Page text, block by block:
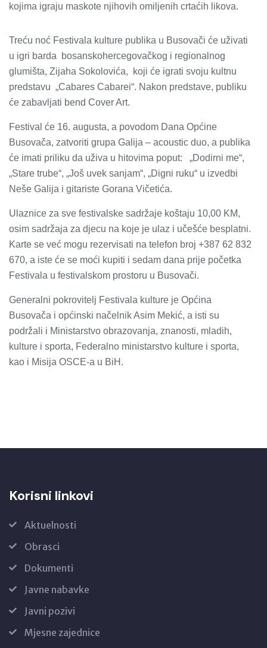
kojima igraju maskote njihovih omiljenih crtaćih likova.
Treću noć Festivala kulture publika u Busovači će uživati
u igri barda bosanskohercegovačkog i regionalnog
glumišta, Zijaha Sokolovića, koji će igrati svoju kultnu
predstavu „Cabares Cabarei“. Nakon predstave, publiku
će zabavljati bend Cover Art.
Festival će 16. augusta, a povodom Dana Općine
Busovača, zatvoriti grupa Galija – acoustic duo, a publika
će imati priliku da uživa u hitovima poput: „Dodirni me“,
„Stare trube“, „Još uvek sanjam“, „Digni ruku“ u izvedbi
Neše Galija i gitariste Gorana Vičetića.
Ulaznice za sve festivalske sadržaje koštaju 10,00 KM,
osim sadržaja za djecu na koje je ulaz i učešće besplatni.
Karte se već mogu rezervisati na telefon broj +387 62 832
670, a iste će se moći kupiti i sedam dana prije početka
Festivala u festivalskom prostoru u Busovači.
Generalni pokrovitelj Festivala kulture je Općina
Busovača i općinski načelnik Asim Mekić, a isti su
podržali i Ministarstvo obrazovanja, znanosti, mladih,
kulture i sporta, Federalno ministarstvo kulture i sporta,
kao i Misija OSCE-a u BiH.
Korisni linkovi
Aktuelnosti
Obrasci
Dokumenti
Javne nabavke
Javni pozivi
Mjesne zajednice